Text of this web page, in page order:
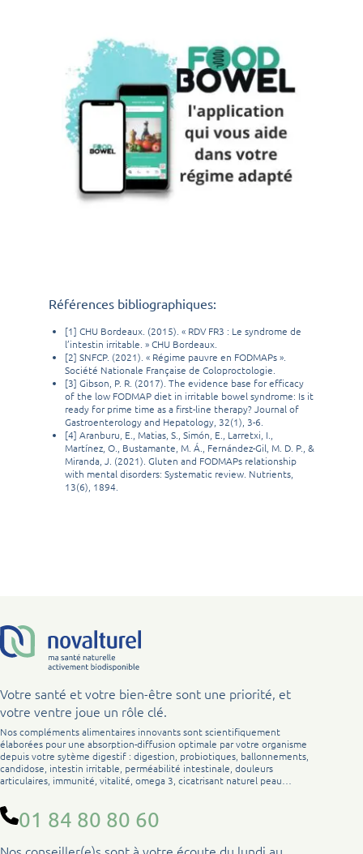
Références bibliographiques:
[1] CHU Bordeaux. (2015). « RDV FR3 : Le syndrome de
l’intestin irritable. » CHU Bordeaux.
[2] SNFCP. (2021). « Régime pauvre en FODMAPs ».
Société Nationale Française de Coloproctologie.
[3] Gibson, P. R. (2017). The evidence base for efficacy
of the low FODMAP diet in irritable bowel syndrome: Is it
ready for prime time as a first-line therapy? Journal of
Gastroenterology and Hepatology, 32(1), 3-6.
[4] Aranburu, E., Matias, S., Simón, E., Larretxi, I.,
Martínez, O., Bustamante, M. Á., Fernández-Gil, M. D. P., &
Miranda, J. (2021). Gluten and FODMAPs relationship
with mental disorders: Systematic review. Nutrients,
13(6), 1894.
Votre santé et votre bien-être sont une priorité, et
votre ventre joue un rôle clé.
Nos compléments alimentaires innovants sont scientifiquement
élaborées pour une absorption-diffusion optimale par votre organisme
depuis votre sytème digestif : digestion, probiotiques, ballonnements,
candidose, intestin irritable, perméabilité intestinale, douleurs
articulaires, immunité, vitalité, omega 3, cicatrisant naturel peau…
01 84 80 80 60